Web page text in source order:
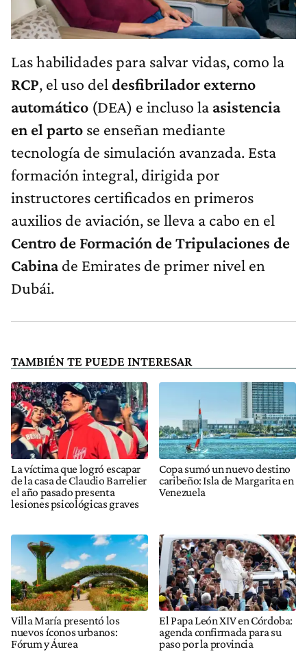
Las habilidades para salvar vidas, como la
RCP, el uso deldesfibrilador externo
automático (DEA) e incluso la asistencia
en el parto se enseñan mediante
tecnología de simulación avanzada. Esta
formación integral, dirigida por
instructores certificados en primeros
auxilios de aviación, se lleva a cabo en el
Centro de Formación de Tripulaciones de
Cabinade Emirates de primer nivel en
Dubái.
TAMBIÉN TE PUEDE INTERESAR
La víctima que logró escapar
de la casa de Claudio Barrelier
el año pasado presenta
lesiones psicológicas graves
Copa sumó un nuevo destino
caribeño: Isla de Margarita en
Venezuela
Villa María presentó los
nuevos íconos urbanos:
Fórum y Áurea
El Papa León XIV en Córdoba:
agenda confirmada para su
paso por la provincia